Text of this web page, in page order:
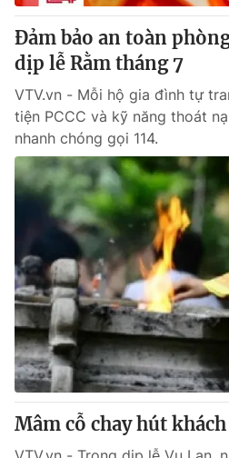
Đảm bảo an toàn
dịp lễ Rằm tháng 7
VTV.vn - Mỗi hộ gia đình tự
tiện PCCC và kỹ năng thoát
nhanh chóng gọi 114.
Mâm cỗ chay hút